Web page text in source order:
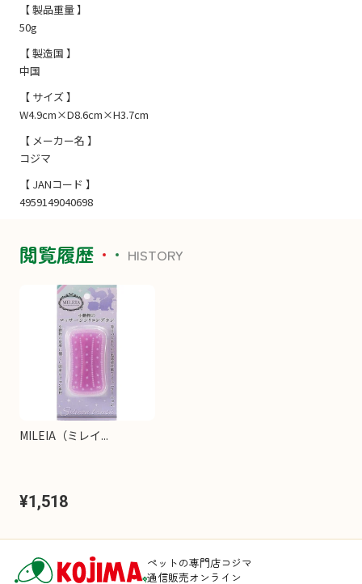
【 製品重量 】
50g
【 製造国 】
中国
【 サイズ 】
W4.9cm×D8.6cm×H3.7cm
【 メーカー名 】
コジマ
【 JANコード 】
4959149040698
閲覧履歴 HISTORY
MILEIA（ミレイ...
¥1,518
ペットの専門店コジマ
通信販売オンライン